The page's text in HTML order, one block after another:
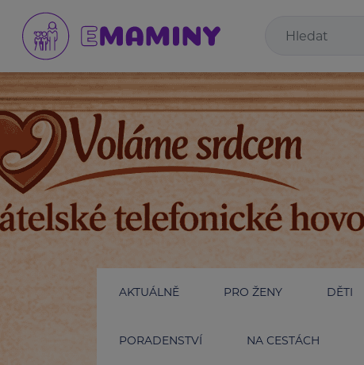
AKTUÁLNĚ PRO ŽENY DĚTI
PORADENSTVÍ NA CESTÁCH